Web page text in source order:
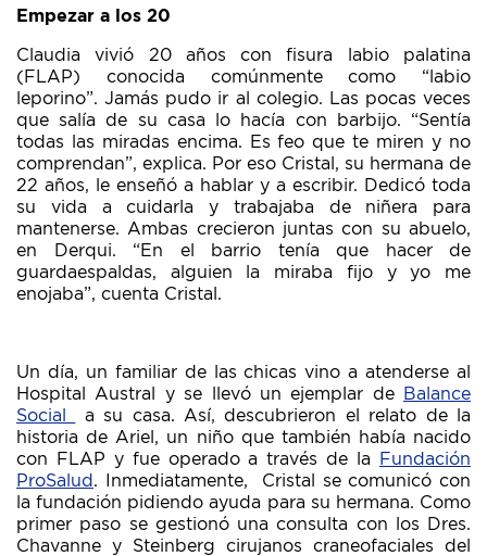
Empezar a los 20
Claudia vivió 20 años con fisura labio palatina
(FLAP) conocida comúnmente como “labio
leporino”. Jamás pudo ir al colegio. Las pocas veces
que salía de su casa lo hacía con barbijo. “Sentía
todas las miradas encima. Es feo que te miren y no
comprendan”, explica. Por eso Cristal, su hermana de
22 años, le enseñó a hablar y a escribir. Dedicó toda
su vida a cuidarla y trabajaba de niñera para
mantenerse. Ambas crecieron juntas con su abuelo,
en Derqui. “En el barrio tenía que hacer de
guardaespaldas, alguien la miraba fijo y yo me
enojaba”, cuenta Cristal.
Un día, un familiar de las chicas vino a atenderse al
Hospital Austral y se llevó un ejemplar de
Balance
Social
a su casa. Así, descubrieron el relato de la
historia de Ariel, un niño que también había nacido
con FLAP y fue operado a través de la
Fundación
ProSalud . Inmediatamente, Cristal se comunicó con
la fundación pidiendo ayuda para su hermana. Como
primer paso se gestionó una consulta con los Dres.
Chavanne y Steinberg cirujanos craneofaciales del